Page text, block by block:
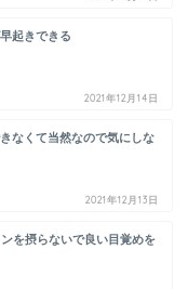
起きできる
2021年12月14日
なくて当然なので気にしな
2021年12月13日
を摂らないで良い目覚めを